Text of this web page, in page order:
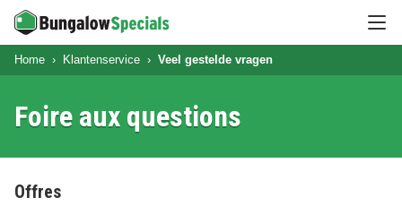
Home Klantenservice Veel gestelde vragen
Foire aux questions
Offres